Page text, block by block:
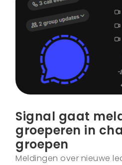
Signal gaat
groeperen in
groepen
Meldingen over nieuwe